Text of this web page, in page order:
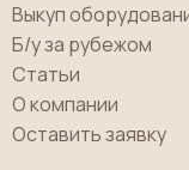
Выкуп
Б/у за рубежом
Статьи
О компании
Оставить заявку